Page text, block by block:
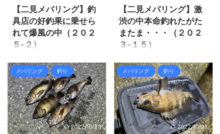
もなかなか厳しいだろうから
二見周辺でメバリングへ行き
ました。 もう少し良い感じに
釣れるかと思いましたが、ほ
ぼアタリが無くて交通事故的
は釣行の様子を見て行きまし
ょう。 二見メバリング激渋モ
ード 仕事終わりにイタッチさ
んと合流して、二見方面を目
指す。 釣り人は少ないです
が、釣 ...
わりのエギングは時間があま
り無く、チャンスも少なく残
念な結果。 二見のメバリング
は梅雨メバルらしく２０UPが
連発してとても楽しむ事が出
子を見て行きましょう。 二見
メバリング２０UPメバルが連
発！ 仕事が終わって速攻でエ
ギングポイントを目指します
が、遠くて到着が１８時半で
す ...
【二見メバリング】釣
具店の好釣果に乗せら
れて爆風の中（２０２
５-２）
い、意外に釣れました。 しか
しサイズが伸びず、もう少し
良型なメバルが釣りたいと思
いました。 二見の釣具店釣果
が載っていて、かなりメバル
が釣れている様だ！ これは行
かないといけない。 爆風予報
【二見メバリング】激
渋の中本命釣れたがた
またま・・・（２０２
３-１５）
もボウズの連打でスラン
プ！？ ヒイカの連続ボウズが
痛かった！ 姫路離島のアジン
グに行きたかったが週末にな
れば寒波が来て行けない。 釣
果サイトも最近は全く釣果が
出なくなって、いかにも何も
メバリング 釣り
2022/10/23
メバリング 釣り
2022/10/23